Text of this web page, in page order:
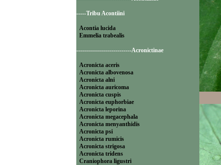
-----Tribu Acontiini
Acontia lucida
Emmelia trabealis
----------------------------Acronictinae
Acronicta aceris
Acronicta albovenosa
Acronicta alni
Acronicta auricoma
Acronicta cuspis
Acronicta euphorbiae
Acronicta leporina
Acronicta megacephala
Acronicta menyanthidis
Acronicta psi
Acronicta rumicis
Acronicta strigosa
Acronicta tridens
Craniophora ligustri